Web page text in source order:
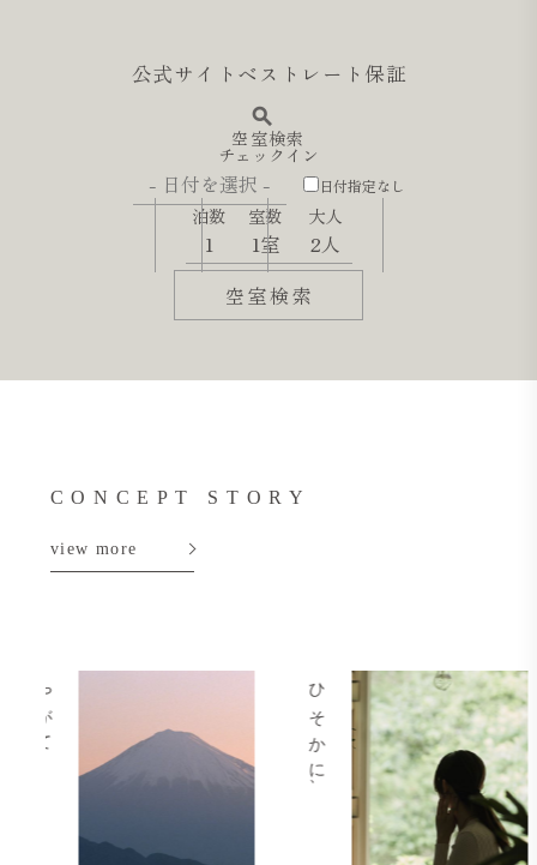
公式サイトベストレート保証
空室検索
チェックイン
日付指定なし
泊数 室数 大人
CONCEPT STORY
view more
ひそかに、 ふと、